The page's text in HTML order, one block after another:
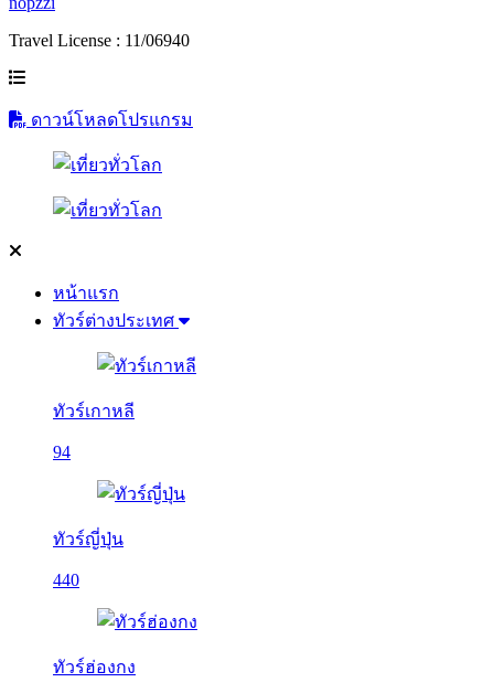
Travel License : 11/06940
ดาวน์โหลดโปรแกรม
หน้าแรก
ทัวร์ต่างประเทศ
ทัวร์เกาหลี
94
ทัวร์ญี่ปุ่น
440
ทัวร์ฮ่องกง